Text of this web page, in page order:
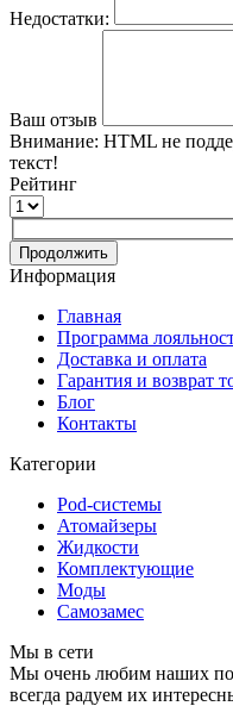
Недостатки:
Ваш отзыв
Внимание: HTML не
текст!
Рейтинг
Продолжить
Информация
Главная
Программа
Доставка и оплата
Гарантия и возврат
Блог
Контакты
Категории
Pod-системы
Атомайзеры
Жидкости
Комплектующие
Моды
Самозамес
Мы в сети
Мы очень любим наших
всегда радуем их